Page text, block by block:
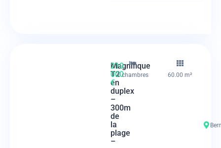
Magnifique
T2
en
duplex
–
300m
de
la
plage
–
210
000
€
1 chambres 60.00 m²